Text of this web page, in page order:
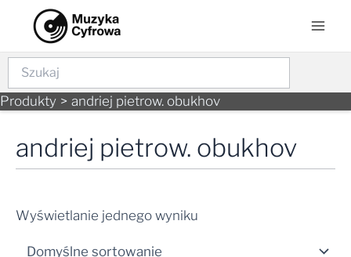
content
Szukaj
Produkty andriej pietrow. obukhov
andriej pietrow. obukhov
Wyświetlanie jednego wyniku